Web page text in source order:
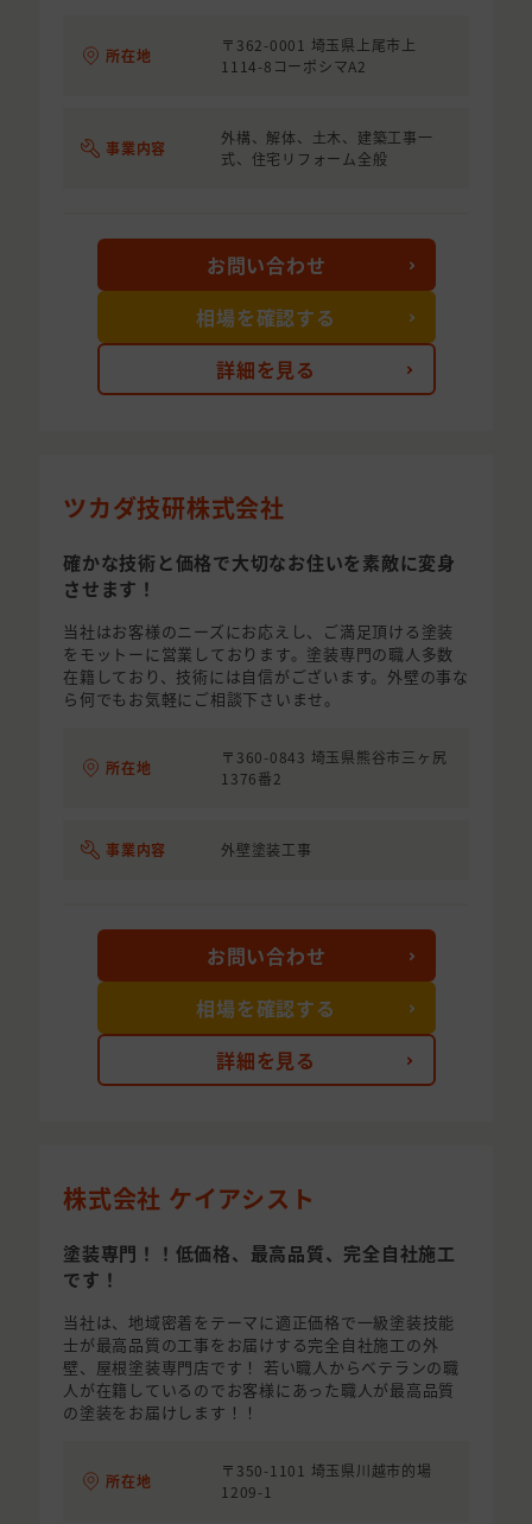
所在地
〒362-0001 埼玉県上尾市上
1114-8コーポシマA2
事業内容
外構、解体、土木、建築工事一
式、住宅リフォーム全般
詳細を見る
お問い合わせ
相場を確認する
ツカダ技研株式会社
確かな技術と価格で大切なお住いを素敵に変身
させます！
当社はお客様のニーズにお応えし、ご満足頂ける塗装
をモットーに営業しております。塗装専門の職人多数
在籍しており、技術には自信がございます。外壁の事な
ら何でもお気軽にご相談下さいませ。
所在地
〒360-0843 埼玉県熊谷市三ヶ尻
1376番2
事業内容 外壁塗装工事
詳細を見る
お問い合わせ
相場を確認する
株式会社 ケイアシスト
塗装専門！！低価格、最高品質、完全自社施工
です！
当社は、地域密着をテーマに適正価格で一級塗装技能
士が最高品質の工事をお届けする完全自社施工の外
壁、屋根塗装専門店です！ 若い職人からベテランの職
人が在籍しているのでお客様にあった職人が最高品質
の塗装をお届けします！！
所在地
〒350-1101 埼玉県川越市的場
1209-1